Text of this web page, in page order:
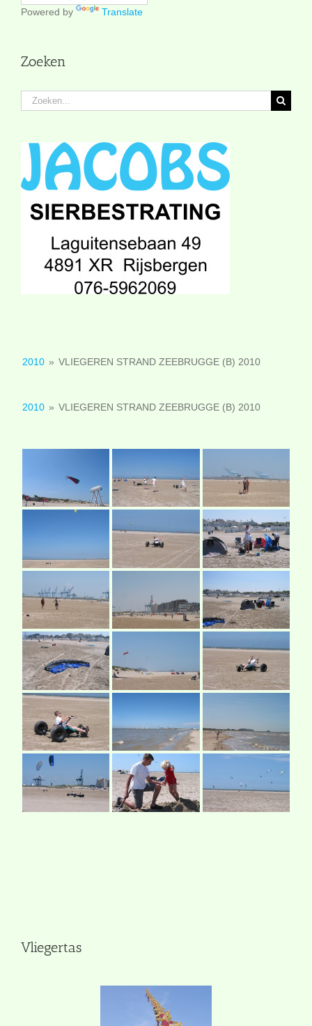
2010 » VLIEGEREN STRAND ZEEBRUGGE (B) 2010
2010 » VLIEGEREN STRAND ZEEBRUGGE (B) 2010
Vliegertas
Powered by Translate
Zoeken
Zoeken
naar: